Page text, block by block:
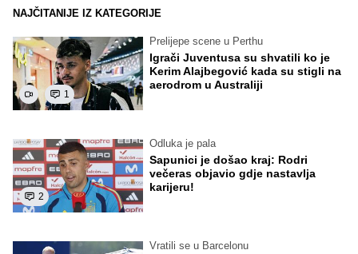
NAJČITANIJE IZ KATEGORIJE
1
Prelijepe scene u Perthu
Igrači Juventusa su shvatili ko je
Kerim Alajbegović kada su stigli na
aerodrom u Australiji
2
Odluka je pala
Sapunici je došao kraj: Rodri
večeras objavio gdje nastavlja
karijeru!
Vratili se u Barcelonu